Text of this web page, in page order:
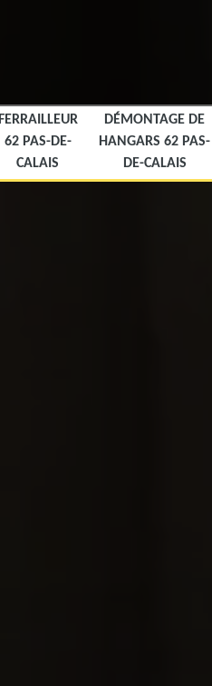
FERRAILLEUR
62 PAS-DE-
CALAIS
DÉMONTAGE DE
HANGARS 62 PAS-
DE-CALAIS